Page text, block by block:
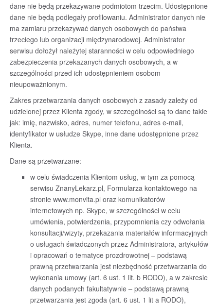
dane nie będą przekazywane podmiotom trzecim. Udostępnione
dane nie będą podlegały profilowaniu. Administrator danych nie
ma zamiaru przekazywać danych osobowych do państwa
trzeciego lub organizacji międzynarodowej. Administrator
serwisu dołożył należytej staranności w celu odpowiedniego
zabezpieczenia przekazanych danych osobowych, a w
szczególności przed ich udostępnieniem osobom
nieupoważnionym.
Zakres przetwarzania danych osobowych z zasady zależy od
udzielonej przez Klienta zgody, w szczególności są to dane takie
jak: imię, nazwisko, adres, numer telefonu, adres e-mail,
identyfikator w usłudze Skype, inne dane udostępnione przez
Klienta.
Dane są przetwarzane:
w celu świadczenia Klientom usług, w tym za pomocą
serwisu ZnanyLekarz.pl, Formularza kontaktowego na
stronie www.monvita.pl oraz komunikatorów
internetowych np. Skype, w szczególności w celu
umówienia, potwierdzenia, przypomnienia czy odwołania
konsultacji/wizyty, przekazania materiałów informacyjnych
o usługach świadczonych przez Administratora, artykułów
i opracowań o tematyce prozdrowotnej – podstawą
prawną przetwarzania jest niezbędność przetwarzania do
wykonania umowy (art. 6 ust. 1 lit. b RODO), a w zakresie
danych podanych fakultatywnie – podstawą prawną
przetwarzania jest zgoda (art. 6 ust. 1 lit a RODO),